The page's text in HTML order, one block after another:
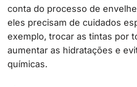
conta do processo de
eles precisam de cuidados
exemplo, trocar as tintas por
aumentar as hidratações e
químicas.